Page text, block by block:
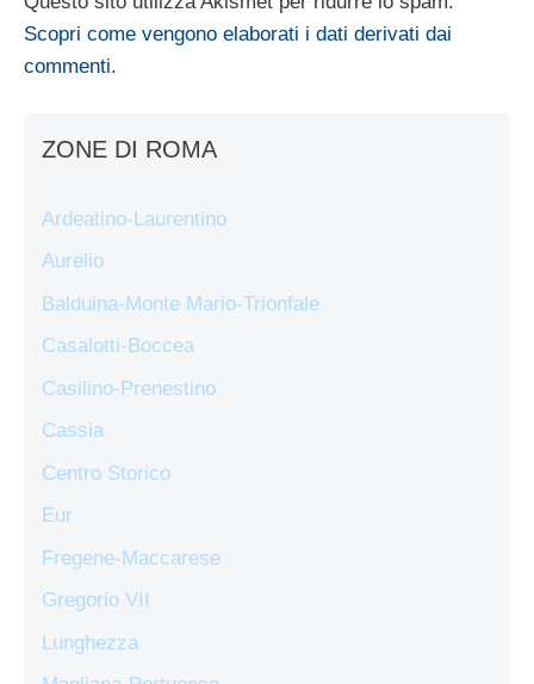
Scopri come vengono elaborati i dati derivati dai
commenti.
ZONE DI ROMA
Ardeatino-Laurentino
Aurelio
Balduina-Monte Mario-Trionfale
Casalotti-Boccea
Casilino-Prenestino
Cassia
Centro Storico
Eur
Fregene-Maccarese
Gregorio VII
Lunghezza